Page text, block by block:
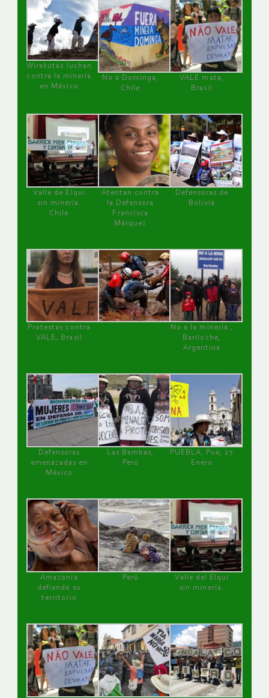
Wirakutas luchan
contra la minería
en México
No a Dominga,
Chile
VALE mata,
Brasil
Valle de Elqui
sin minería.
Chile
Atentan contra
la Defensora
Francisca
Márquez
Defensoras de
Bolivia
Protestas contra
VALE, Brasil
No a la minería ,
Bariloche,
Argentina
Defensoras
amenazadas en
México
Las Bambas,
Perú
PUEBLA, Pue, 27
Enero
Amazonía
defiende su
territorio
Perú
Valle del Elqui
sin minería.